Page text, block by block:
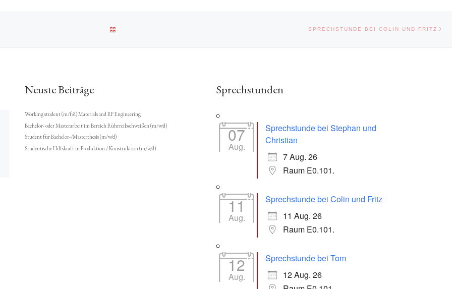
SPRECHSTUNDE BEI COLIN UND FRITZ
Neuste Beiträge
Working student (m/f/d) Materials and RF Engineering
Bachelor- oder Masterarbeit im Bereich Rührreibschweißen (m/w/d)
Student für Bachelor-/Masterthesis (m/w/d)
Studentische Hilfskraft in Produktion / Konstruktion (m/w/d)
Sprechstunden
07
Aug.
Sprechstunde bei Stephan und
Christian
7 Aug. 26
Raum E0.101.
11
Aug.
Sprechstunde bei Colin und Fritz
11 Aug. 26
Raum E0.101.
12
Aug.
Sprechstunde bei Tom
12 Aug. 26